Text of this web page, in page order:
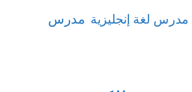
مدرس لغة إنجليزية مدرس